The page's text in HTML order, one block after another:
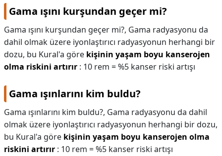
Gama ışını kurşundan geçer mi?
Gama ışını kurşundan geçer mi?, Gama radyasyonu da
dahil olmak üzere iyonlaştırıcı radyasyonun herhangi bir
dozu, bu Kural'a göre kişinin yaşam boyu kanserojen
olma riskini artırır : 10 rem = %5 kanser riski artışı
Gama ışınlarını kim buldu?
Gama ışınlarını kim buldu?, Gama radyasyonu da dahil
olmak üzere iyonlaştırıcı radyasyonun herhangi bir dozu,
bu Kural'a göre kişinin yaşam boyu kanserojen olma
riskini artırır : 10 rem = %5 kanser riski artışı